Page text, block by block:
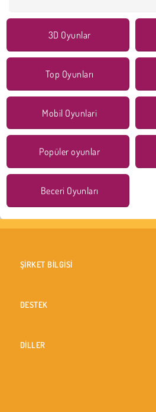
3D Oyunlar
Top Oyunları
Mobil Oyunlari
Popüler oyunlar
Beceri Oyunları
ŞİRKET BİLGİSİ
DESTEK
DİLLER